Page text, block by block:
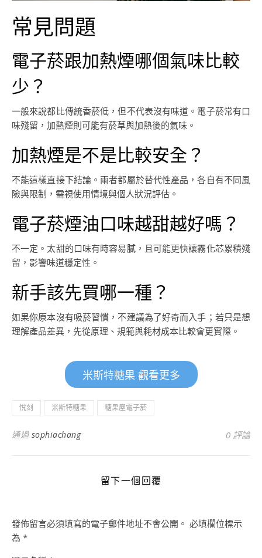
常見問題
電子菸跟加熱煙哪個氣味比較
少？
一般來說都比傳統香菸低，但不代表沒有味道。電子菸常有口
味殘留，加熱煙則可能有菸草與加熱後的氣味。
加熱煙是不是比較安全？
不能這樣直接下結論。兩者都屬於替代性產品，各自有不同風
險與限制，需視使用情境與個人狀況評估。
電子菸煙油口味越甜越好嗎？
不一定。太甜的口味有時容易膩，且可能更快讓霧化芯累積殘
留，影響味道穩定性。
新手該先買哪一種？
如果你原本沒有吸菸習慣，不建議為了好奇而入手；若只是想
理解產品差異，先從原理、規範與耗材成本比較會更實際。
米斯特糖果 觀看更多
悅刻 米斯特糖果 糖果屋電子菸
通過 sophiachang 0 評論
留下一個回覆
發佈留言必須填寫的電子郵件地址不會公開。 必填欄位標示
為 *